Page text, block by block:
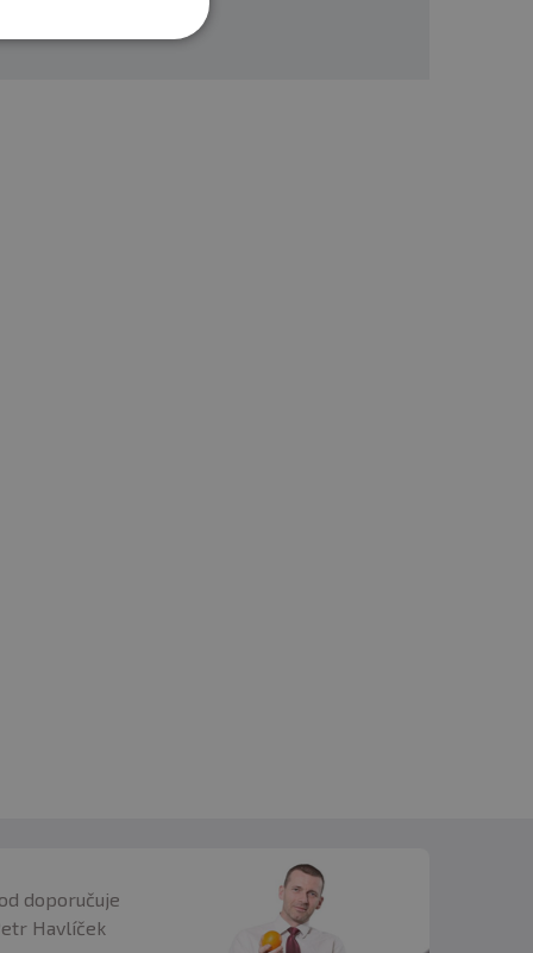
doporučuje
Havlíček